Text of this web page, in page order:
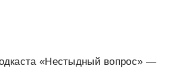
«Нестыдный вопрос» —